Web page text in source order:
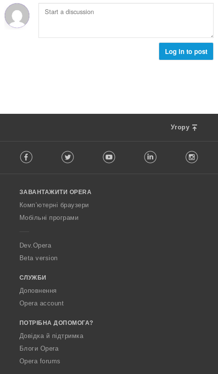
Log in to post
Угору
o
w
O
p
a
Facebook Twitter Youtube LinkedIn
ЗАВАНТАЖИТИ OPERA
Комп’ютерні браузери
Мобільні програми
Dev.Opera
Beta version
СЛУЖБИ
Доповнення
Opera account
ПОТРІБНА ДОПОМОГА?
Довідка й підтримка
Блоги Opera
Opera forums